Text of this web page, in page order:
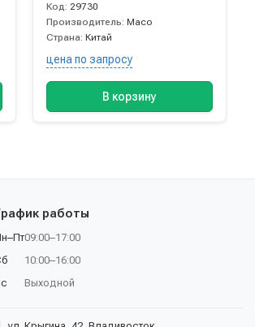
Код: 29730
Производитель:Maco
Страна:Китай
цена по запросу
В корзину
работы
09:00–17:00
10:00–16:00
Выходной